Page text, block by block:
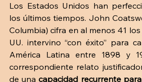
Los Estados Unidos han
los últimos tiempos. John
Columbia) cifra en al menos 41
UU. intervino “con éxito” para
América Latina entre 1898 y
correspondiente relato
de una capacidad recurrente